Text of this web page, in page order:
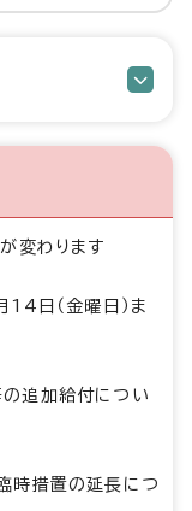
変わります
日（金曜日）ま
追加給付につい
時措置の延長につ